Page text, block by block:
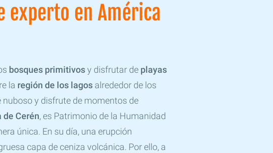
experto en América
bosques primitivosy disfrutar de playas
la región de los lagos alrededor de los
nuboso y disfrute de momentos de
Cerén, es Patrimonio de la Humanidad
única. En su día, una erupción
capa de ceniza volcánica. Por ello, a